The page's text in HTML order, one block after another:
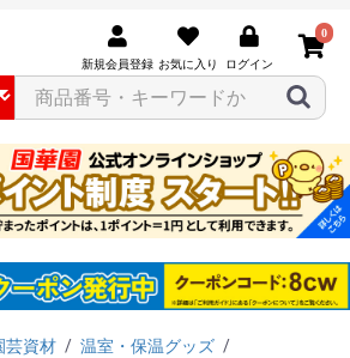
新規会員登録 お気に入り ログイン
0
芸資材 / 温室・保温グッズ /